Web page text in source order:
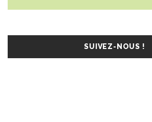
SUIVEZ-NOUS !